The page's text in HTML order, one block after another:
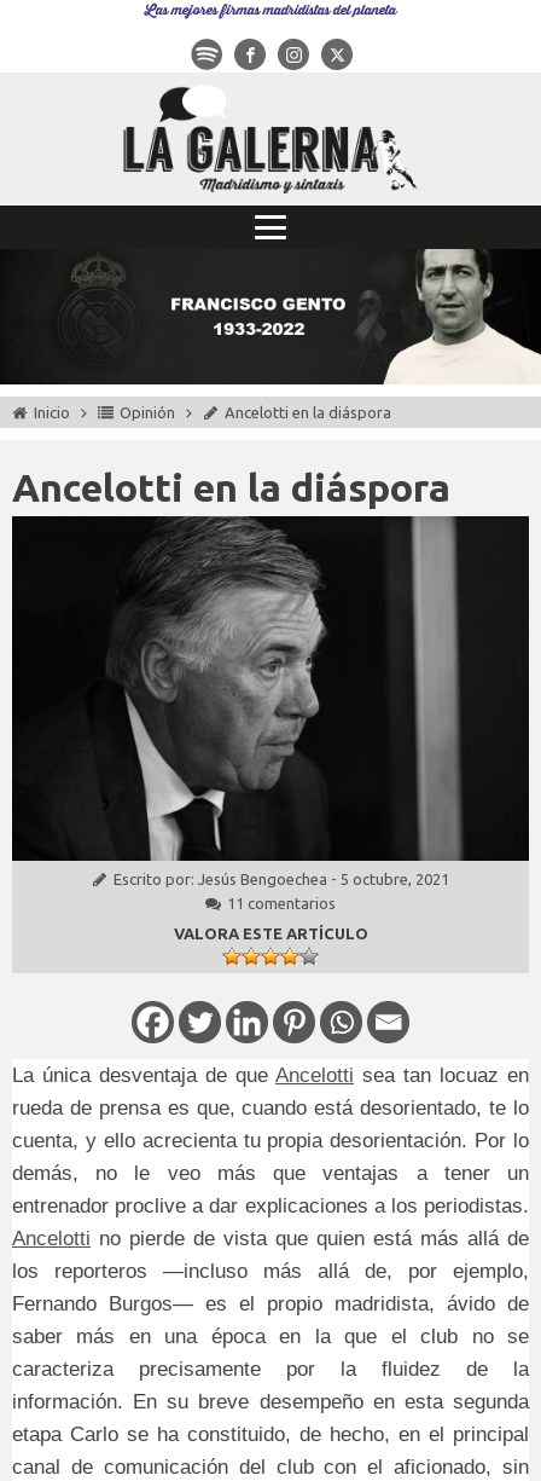
Las mejores firmas madridistas del planeta
Inicio Opinión Ancelotti en la diáspora
Ancelotti en la diáspora
Escrito por: Jesús Bengoechea - 5 octubre, 2021
11 comentarios
VALORA ESTE ARTÍCULO
La única desventaja de que Ancelotti sea tan locuaz en
rueda de prensa es que, cuando está desorientado, te lo
cuenta, y ello acrecienta tu propia desorientación. Por lo
demás, no le veo más que ventajas a tener un
entrenador proclive a dar explicaciones a los periodistas.
Ancelotti no pierde de vista que quien está más allá de
los reporteros —incluso más allá de, por ejemplo,
Fernando Burgos— es el propio madridista, ávido de
saber más en una época en la que el club no se
caracteriza precisamente por la fluidez de la
información. En su breve desempeño en esta segunda
etapa Carlo se ha constituido, de hecho, en el principal
canal de comunicación del club con el aficionado, sin